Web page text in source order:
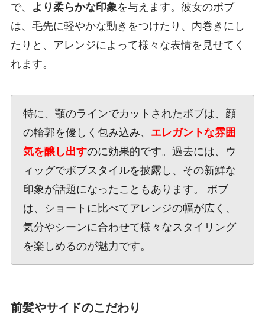
で、
より柔らかな印象を与えます。彼女のボブ
は、毛先に軽やかな動きをつけたり、内巻きにし
たりと、アレンジによって様々な表情を見せてく
れます。
特に、顎のラインでカットされたボブは、顔
の輪郭を優しく包み込み、 エレガントな雰囲
気を醸し出すのに効果的です。過去には、ウ
ィッグでボブスタイルを披露し、その新鮮な
印象が話題になったこともあります。 ボブ
は、ショートに比べてアレンジの幅が広く、
気分やシーンに合わせて様々なスタイリング
を楽しめるのが魅力です。
前髪やサイドのこだわり